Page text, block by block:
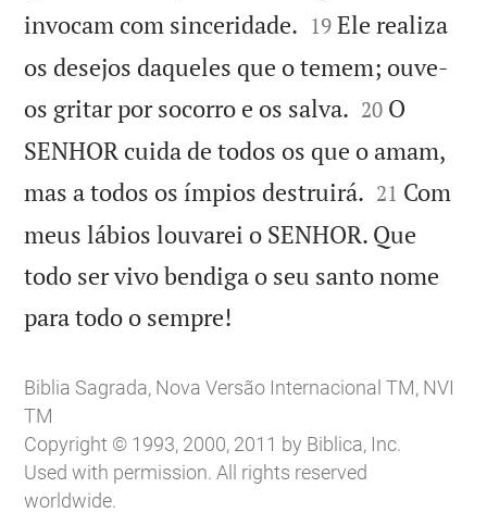
invocam com sinceridade. 

19 Ele realiza
os desejos daqueles que o temem; ouve-
os gritar por socorro e os salva. 

20 O
SENHOR cuida de todos os que o amam,
mas a todos os ímpios destruirá. 

21 Com
meus lábios louvarei o SENHOR. Que
todo ser vivo bendiga o seu santo nome
para todo o sempre!
Biblia Sagrada, Nova Versão Internacional TM, NVI
TM
Copyright © 1993, 2000, 2011 by Biblica, Inc.
Used with permission. All rights reserved
worldwide.